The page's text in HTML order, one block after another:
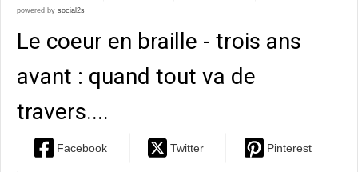
powered by social2s
Le coeur en braille - trois ans
avant : quand tout va de
travers....
Facebook Twitter Pinterest